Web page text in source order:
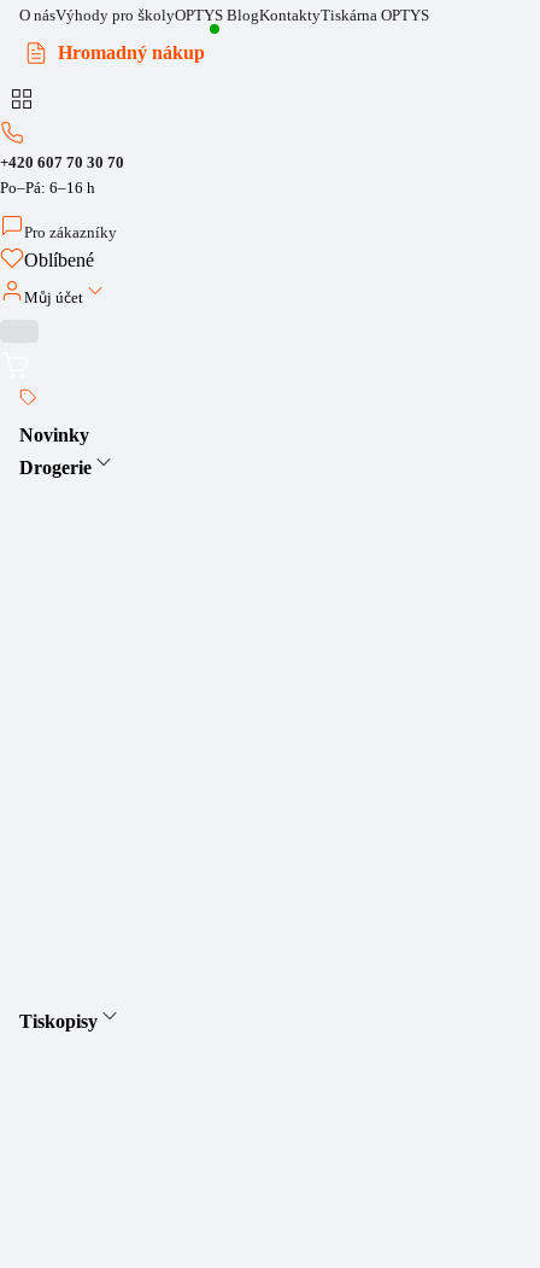
O násVýhody pro školyOPTYS BlogKontaktyTiskárna OPTYS
Hromadný nákup
+420 607 70 30 70
Po–Pá: 6–16 h
Pro zákazníky
Oblíbené
Můj účet
Novinky
Drogerie
Tiskopisy